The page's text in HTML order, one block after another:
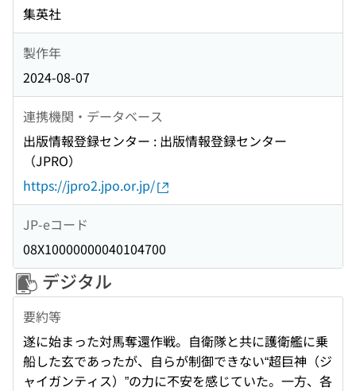
集英社
製作年
2024-08-07
連携機関・データベース
出版情報登録センター : 出版情報登録センター
（JPRO）
https://jpro2.jpo.or.jp/
JP-eコード
08X10000000040104700
デジタル
要約等
遂に始まった対馬奪還作戦。自衛隊と共に護衛艦に乗
船した玄であったが、自らが制御できない“超巨神（ジ
ャイガンティス）”の力に不安を感じていた。一方、各